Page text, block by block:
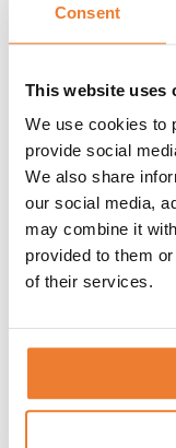
Consent
This website uses
We use cookies to
provide social
We also share
our social media,
may combine it
provided to them
of their services.
E-post: info@table.se
Öppettider:Måndag –
RELATERADE
Opera
Art nr. 6640
kr
Lägg till i varukorg
Art nr.6630